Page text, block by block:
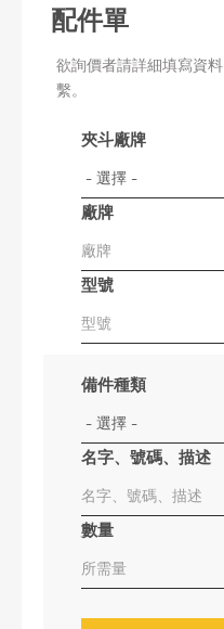
配件單
欲詢價者請詳細填寫資
繫。
夾斗廠牌
廠牌
型號
備件種類
名字、號碼、描述
數量